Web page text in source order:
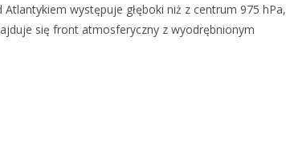
występuje głęboki niż z centrum 975 hPa,
się front atmosferyczny z wyodrębnionym